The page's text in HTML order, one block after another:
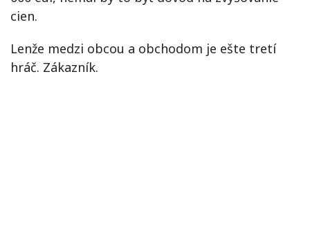
cien.
Lenže medzi obcou a obchodom je ešte tretí
hráč. Zákazník.